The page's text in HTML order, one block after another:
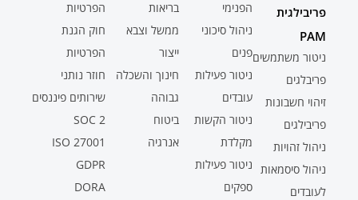
פריבילגית
PAM
ניטור משתמשים
פריבלגים
זיהוי חשבונות
פריבילגים
ניהול זהויות
ניהול סיסמאות
לעובדים
הפנימי
ניהול סיכוני
פנים
ניטור פעילות
עובדים
ניטור הקשות
מקלדת
ניטור פעילות
ספקים
בריאות
ממשל וצבא
ייצור
חינוך והשכלה
גבוהה
ביטוח
אנרגיה
הפרטיות
חוק הגנת
הפרטיות
חוזר נותני
שירותים פיננסים
SOC 2
ISO 27001
GDPR
DORA